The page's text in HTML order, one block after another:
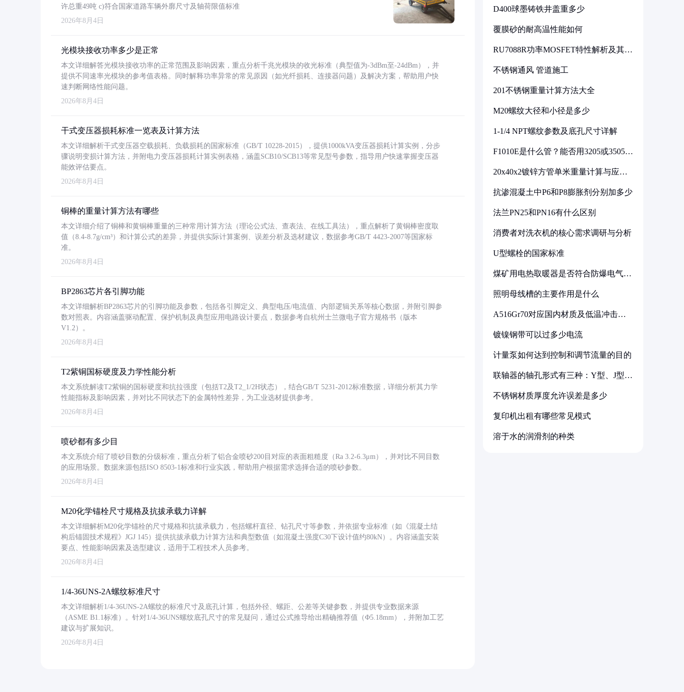
许总重49吨 c)符合国家道路车辆外廓尺寸及轴荷限值标准
2026年8月4日
光模块接收功率多少是正常
本文详细解答光模块接收功率的正常范围及影响因素，重点分析千兆光模块的收光标准（典型值为-3dBm至-24dBm），并
提供不同速率光模块的参考值表格。同时解释功率异常的常见原因（如光纤损耗、连接器问题）及解决方案，帮助用户快
速判断网络性能问题。
2026年8月4日
干式变压器损耗标准一览表及计算方法
本文详细解析干式变压器空载损耗、负载损耗的国家标准（GB/T 10228-2015），提供1000kVA变压器损耗计算实例，分步
骤说明变损计算方法，并附电力变压器损耗计算实例表格，涵盖SCB10/SCB13等常见型号参数，指导用户快速掌握变压器
能效评估要点。
2026年8月4日
铜棒的重量计算方法有哪些
本文详细介绍了铜棒和黄铜棒重量的三种常用计算方法（理论公式法、查表法、在线工具法），重点解析了黄铜棒密度取
值（8.4-8.7g/cm³）和计算公式的差异，并提供实际计算案例、误差分析及选材建议，数据参考GB/T 4423-2007等国家标
准。
2026年8月4日
BP2863芯片各引脚功能
本文详细解析BP2863芯片的引脚功能及参数，包括各引脚定义、典型电压/电流值、内部逻辑关系等核心数据，并附引脚参
数对照表。内容涵盖驱动配置、保护机制及典型应用电路设计要点，数据参考自杭州士兰微电子官方规格书（版本
V1.2）。
2026年8月4日
T2紫铜国标硬度及力学性能分析
本文系统解读T2紫铜的国标硬度和抗拉强度（包括T2及T2_1/2H状态），结合GB/T 5231-2012标准数据，详细分析其力学
性能指标及影响因素，并对比不同状态下的金属特性差异，为工业选材提供参考。
2026年8月4日
喷砂都有多少目
本文系统介绍了喷砂目数的分级标准，重点分析了铝合金喷砂200目对应的表面粗糙度（Ra 3.2-6.3μm），并对比不同目数
的应用场景。数据来源包括ISO 8503-1标准和行业实践，帮助用户根据需求选择合适的喷砂参数。
2026年8月4日
M20化学锚栓尺寸规格及抗拔承载力详解
本文详细解析M20化学锚栓的尺寸规格和抗拔承载力，包括螺杆直径、钻孔尺寸等参数，并依据专业标准（如《混凝土结
构后锚固技术规程》JGJ 145）提供抗拔承载力计算方法和典型数值（如混凝土强度C30下设计值约80kN）。内容涵盖安装
要点、性能影响因素及选型建议，适用于工程技术人员参考。
2026年8月4日
1/4-36UNS-2A螺纹标准尺寸
本文详细解析1/4-36UNS-2A螺纹的标准尺寸及底孔计算，包括外径、螺距、公差等关键参数，并提供专业数据来源
（ASME B1.1标准）。针对1/4-36UNS螺纹底孔尺寸的常见疑问，通过公式推导给出精确推荐值（Φ5.18mm），并附加工艺
建议与扩展知识。
2026年8月4日
D400球墨铸铁井盖重多少
覆膜砂的耐高温性能如何
RU7088R功率MOSFET特性解析及其在
不锈钢通风 管道施工
201不锈钢重量计算方法大全
M20螺纹大径和小径是多少
1-1/4 NPT螺纹参数及底孔尺寸详解
F1010E是什么管？能否用3205或3505代
20x40x2镀锌方管单米重量计算与应用
抗渗混凝土中P6和P8膨胀剂分别加多少
法兰PN25和PN16有什么区别
消费者对洗衣机的核心需求调研与分析
U型螺栓的国家标准
煤矿用电热取暖器是否符合防爆电气设
照明母线槽的主要作用是什么
A516Gr70对应国内材质及低温冲击要
镀镍钢带可以过多少电流
计量泵如何达到控制和调节流量的目的
联轴器的轴孔形式有三种：Y型、J型、
不锈钢材质厚度允许误差是多少
复印机出租有哪些常见模式
溶于水的润滑剂的种类